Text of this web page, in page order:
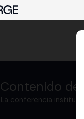
Contenido de
La conferencia